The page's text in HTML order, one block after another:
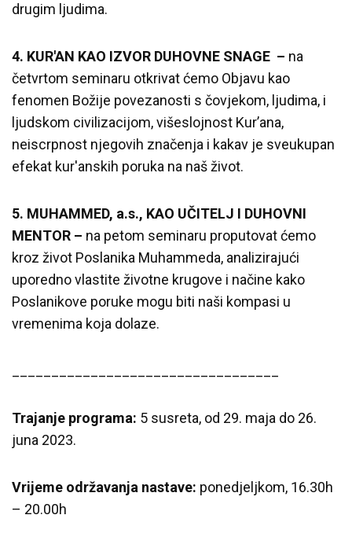
drugim ljudima.
4. KUR'AN KAO IZVOR DUHOVNE SNAGE – na
četvrtom seminaru otkrivat ćemo Objavu kao
fenomen Božije povezanosti s čovjekom, ljudima, i
ljudskom civilizacijom, višeslojnost Kur’ana,
neiscrpnost njegovih značenja i kakav je sveukupan
efekat kur'anskih poruka na naš život.
5. MUHAMMED, a.s., KAO UČITELJ I DUHOVNI
MENTOR – na petom seminaru proputovat ćemo
kroz život Poslanika Muhammeda, analizirajući
uporedno vlastite životne krugove i načine kako
Poslanikove poruke mogu biti naši kompasi u
vremenima koja dolaze.
Trajanje programa: 5 susreta, od 29. maja do 26.
juna 2023.
Vrijeme održavanja nastave: ponedjeljkom, 16.30h
– 20.00h